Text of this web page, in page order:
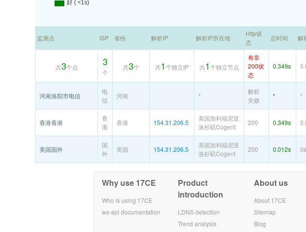
监测点 ISP 省份 解析IP 解析IP所在地
Http状
态
总时间 解
共3个点 3
个
共3个 共1个独立IP 共1个独立节点
有非
200状
态
0.349s
河南洛阳市电信
电
信
河南 *
解析
失败
* *
香港香港
香
港
香港 154.31.206.5
美国加利福尼亚
洛杉矶Cogent
200 0.349s
美国国外
国
外
美国 154.31.206.5
美国加利福尼亚
洛杉矶Cogent
200 0.012s 0s
Why use 17CE
Who is using 17CE
ws-api documentation
Product
introduction
LDNS detection
Trend analysis
About us
About 17CE
Sitemap
Blog